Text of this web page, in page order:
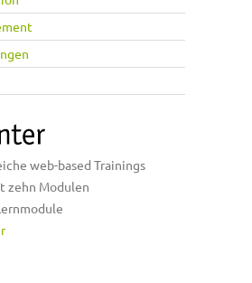
web-based Trainings
zehn Modulen